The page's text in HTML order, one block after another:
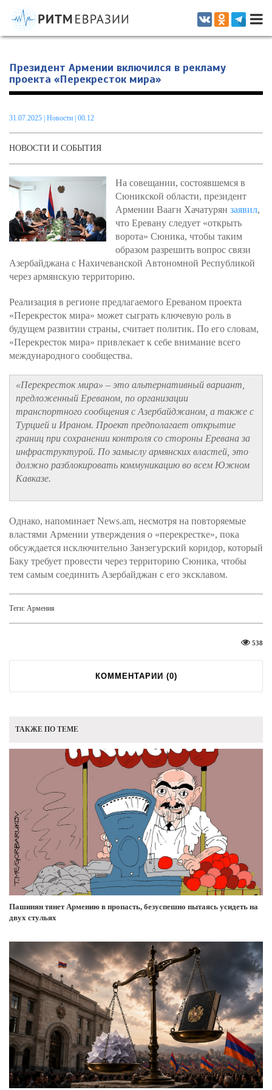
Информационно-аналитическое издание, посвященное актуальным
проблемам интеграции на постсоветском пространстве
Президент Армении включился в рекламу
проекта «Перекресток мира»
31.07.2025 Новости | 00.12
НОВОСТИ И СОБЫТИЯ
На совещании, состоявшемся в
Сюникской области, президент
Армении Ваагн Хачатурян заявил,
что Еревану следует «открыть
ворота» Сюника, чтобы таким
образом разрешить вопрос связи
Азербайджана с Нахичеванской Автономной Республикой
через армянскую территорию.
Реализация в регионе предлагаемого Ереваном проекта
«Перекресток мира» может сыграть ключевую роль в
будущем развитии страны, считает политик. По его словам,
«Перекресток мира» привлекает к себе внимание всего
международного сообщества.
«Перекресток мира» – это альтернативный вариант,
предложенный Ереваном, по организации
транспортного сообщения с Азербайджаном, а также с
Турцией и Ираном. Проект предполагает открытие
границ при сохранении контроля со стороны Еревана за
инфраструктурой. По замыслу армянских властей, это
должно разблокировать коммуникацию во всем Южном
Кавказе.
Однако, напоминает News.am, несмотря на повторяемые
властями Армении утверждения о «перекрестке», пока
обсуждается исключительно Занзегурский коридор, который
Баку требует провести через территорию Сюника, чтобы
тем самым соединить Азербайджан с его эксклавом.
Теги: Армения
538
КОММЕНТАРИИ (0)
ТАКЖЕ ПО ТЕМЕ
Пашинян тянет Армению в пропасть, безуспешно пытаясь усидеть на
двух стульях